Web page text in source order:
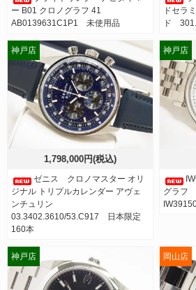
ー B01 クロノグラフ 41
AB0139631C1P1 未使用品
ドセラ
ド
1,798,000円(税込)
ゼニス クロノマスター オリ
ジナル トリプルカレンダー アヴェ
ンチュリン
03.3402.3610/53.C917 日本限定
160本
神戸店
グラフ
神戸店
神戸店 岡山店